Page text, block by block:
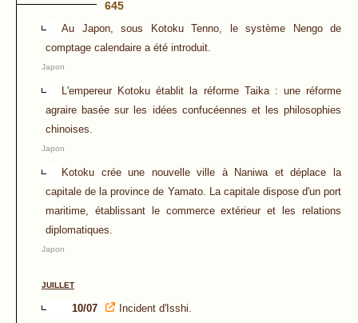
645
Au Japon, sous Kotoku Tenno, le système Nengo de
comptage calendaire a été introduit.
Japon
L'empereur Kotoku établit la réforme Taika : une réforme
agraire basée sur les idées confucéennes et les philosophies
chinoises.
Japon
Kotoku crée une nouvelle ville à Naniwa et déplace la
capitale de la province de Yamato. La capitale dispose d'un port
maritime, établissant le commerce extérieur et les relations
diplomatiques.
Japon
JUILLET
10/07 Incident d'Isshi.